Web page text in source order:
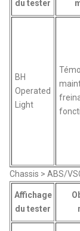
du tester
BH
Operated
Light
Chassis > ABS/
Affichage
du tester